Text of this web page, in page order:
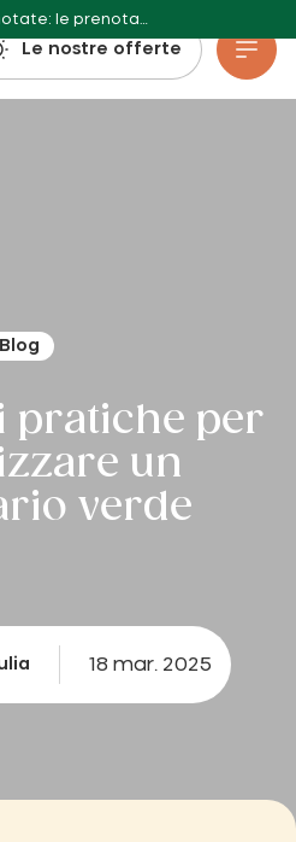
Le nostre offerte
Blog
pratiche per
un
verde
18 mar. 2025